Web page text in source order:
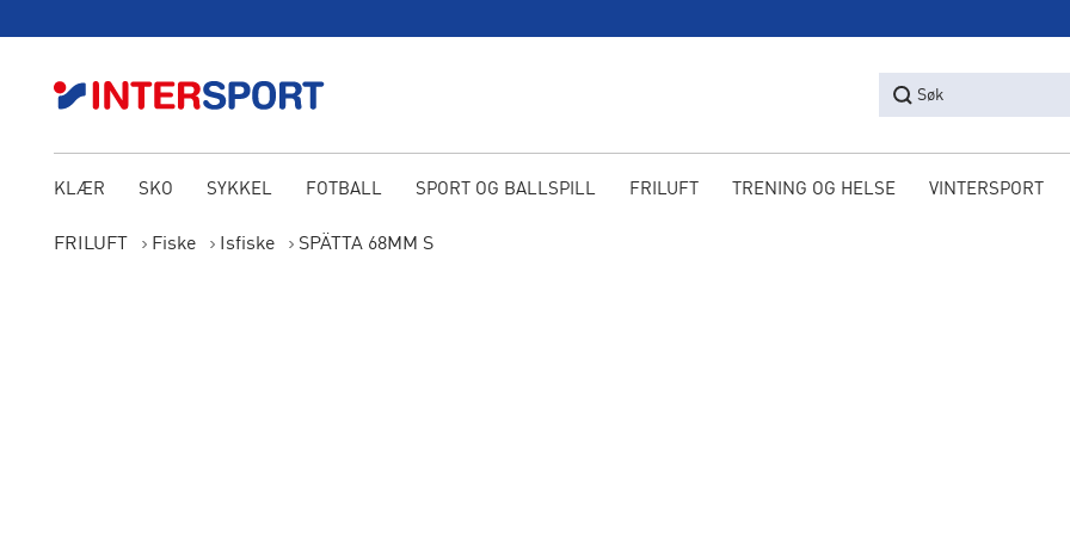
Søk
KLÆR SKO SYKKEL FOTBALL SPORT OG BALLSPILL FRILUFT TRENING OG HELSE VINTERSPORT
FRILUFT Fiske Isfiske SPÄTTA 68MM S